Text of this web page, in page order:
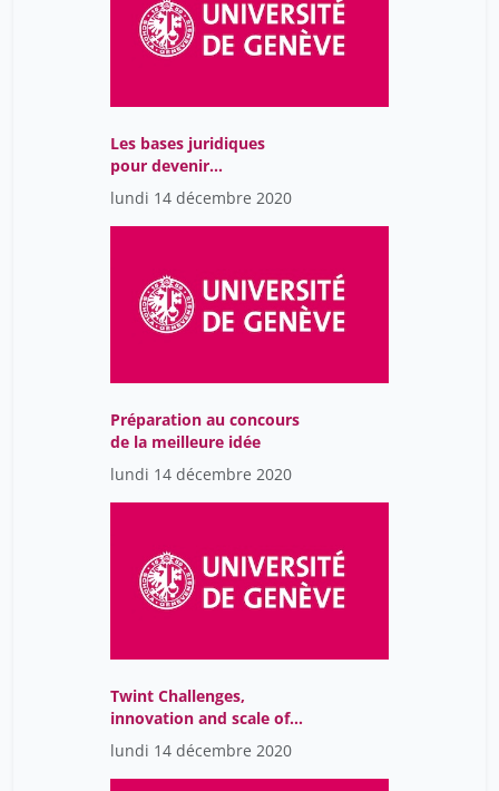
Les bases juridiques
pour devenir
entrepreneur
lundi 14 décembre 2020
Préparation au concours
de la meilleure idée
lundi 14 décembre 2020
Twint Challenges,
innovation and scale of
business
lundi 14 décembre 2020